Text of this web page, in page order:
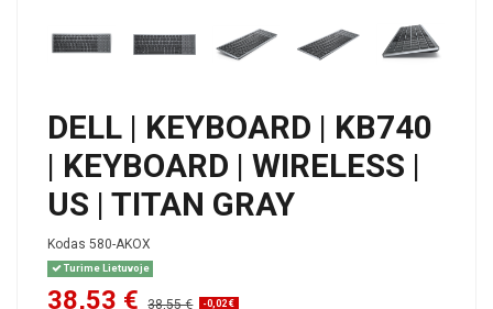
DELL | KEYBOARD | KB740
| KEYBOARD | WIRELESS |
US | TITAN GRAY
Kodas 580-AKOX
Turime Lietuvoje
38,53 € 38,55 € -0,02 €